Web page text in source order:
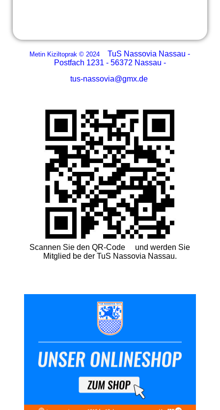
Metin Kiziltoprak © 2024 TuS Nassovia Nassau -
Postfach 1231 - 56372 Nassau -
tus-nassovia@gmx.de
Scannen Sie den QR-Code und werden Sie
Mitglied be der TuS Nassovia Nassau.